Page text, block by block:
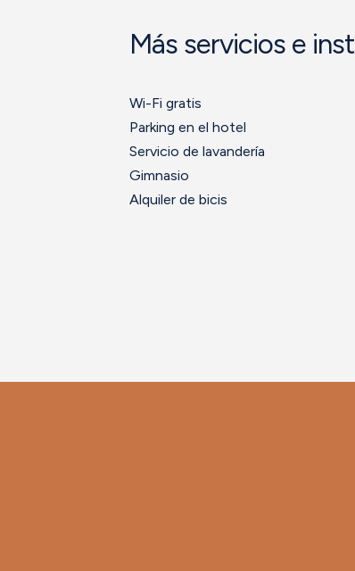
Más servicios e
Wi-Fi gratis
Parking en el hotel
Servicio de lavandería
Gimnasio
Alquiler de bicis